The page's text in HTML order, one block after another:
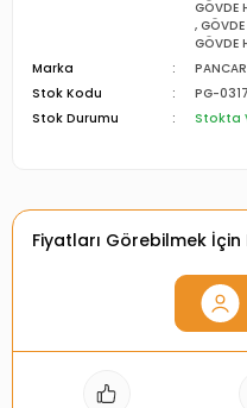
GÖVDE
,
GÖVDE
Marka
Stok Kodu
PG-
Stok Durumu
Stokta
Fiyatları Görebilmek İçin